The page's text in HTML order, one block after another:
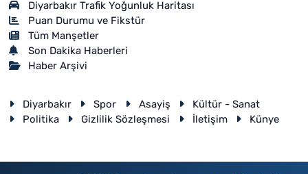
Diyarbakır Trafik Yoğunluk Haritası
Puan Durumu ve Fikstür
Tüm Manşetler
Son Dakika Haberleri
Haber Arşivi
Diyarbakır Spor Asayiş
Kültür - Sanat
Politika
Gizlilik Sözleşmesi İletişim Künye